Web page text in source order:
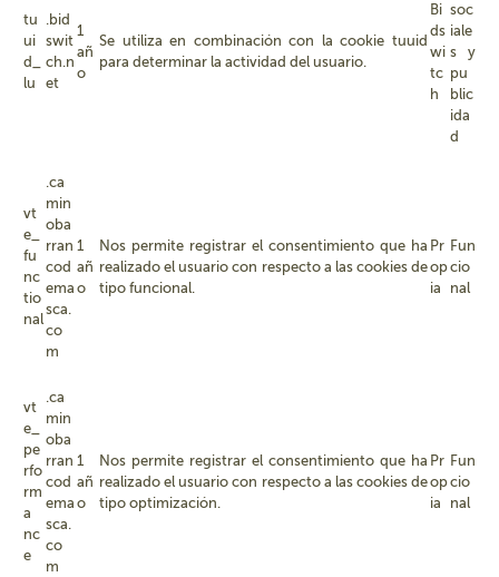
tu
ui
d_
lu
.bid
swit
ch.n
et
1
añ
o
Se utiliza en combinación con la cookie tuuid
para determinar la actividad del usuario.
Bi
ds
wi
tc
h
soc
iale
s y
pu
blic
ida
d
vt
e_
fu
nc
tio
nal
.ca
min
oba
rran
cod
ema
sca.
co
m
1
añ
o
Nos permite registrar el consentimiento que ha
realizado el usuario con respecto a las cookies de
tipo funcional.
Pr
op
ia
Fun
cio
nal
vt
e_
pe
rfo
rm
a
nc
e
.ca
min
oba
rran
cod
ema
sca.
co
m
1
añ
o
Nos permite registrar el consentimiento que ha
realizado el usuario con respecto a las cookies de
tipo optimización.
Pr
op
ia
Fun
cio
nal